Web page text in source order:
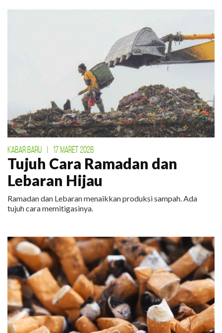
KABAR BARU 17 MARET 2026
Tujuh Cara Ramadan dan
Lebaran Hijau
Ramadan dan Lebaran menaikkan produksi sampah. Ada
tujuh cara memitigasinya.